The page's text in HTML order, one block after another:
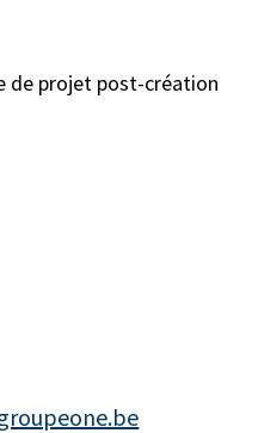
de projet post-création